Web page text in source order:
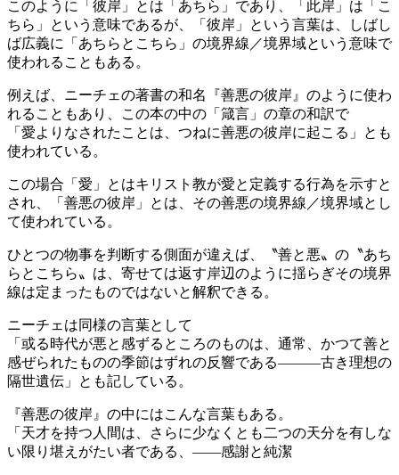
このように「彼岸」とは「あちら」であり、「此岸」は「こ
ちら」という意味であるが、「彼岸」という言葉は、しばし
ば広義に「あちらとこちら」の境界線／境界域という意味で
使われることもある。
例えば、ニーチェの著書の和名『善悪の彼岸』のように使わ
れることもあり、この本の中の「箴言」の章の和訳で
「愛よりなされたことは、つねに善悪の彼岸に起こる」とも
使われている。
この場合「愛」とはキリスト教が愛と定義する行為を示すと
され、「善悪の彼岸」とは、その善悪の境界線／境界域とし
て使われている。
ひとつの物事を判断する側面が違えば、〝善と悪〟の〝あち
らとこちら〟は、寄せては返す岸辺のように揺らぎその境界
線は定まったものではないと解釈できる。
ニーチェは同様の言葉として
「或る時代が悪と感ずるところのものは、通常、かつて善と
感ぜられたものの季節はずれの反響である———古き理想の
隔世遺伝」とも記している。
『善悪の彼岸』の中にはこんな言葉もある。
「天才を持つ人間は、さらに少なくとも二つの天分を有しな
い限り堪えがたい者である、——感謝と純潔